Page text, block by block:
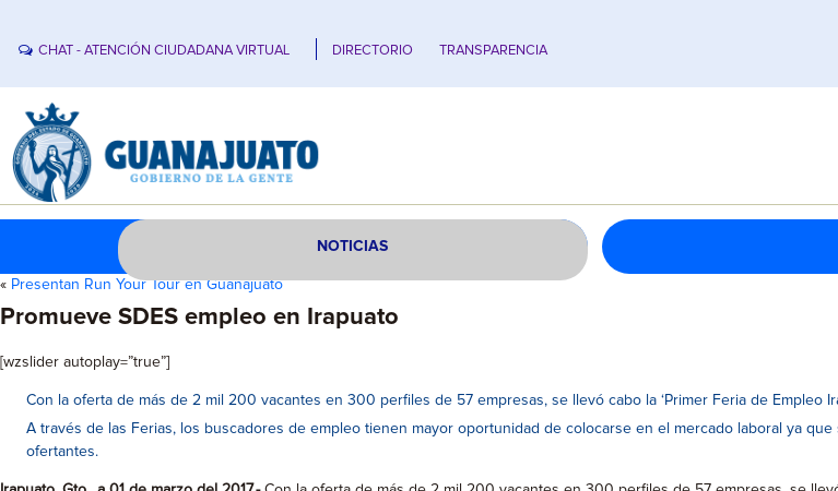
CHAT - ATENCIÓN CIUDADANA VIRTUAL DIRECTORIO TRANSPARENCIA
NOTICIAS
« Presentan Run Your Tour en Guanajuato
Promueve SDES empleo en Irapuato
[wzslider autoplay=”true”]
Con la oferta de más de 2 mil 200 vacantes en 300 perfiles de 57 empresas, se llevó cabo la ‘Primer Feria de Empleo
A través de las Ferias, los buscadores de empleo tienen mayor oportunidad de colocarse en el mercado laboral ya
ofertantes.